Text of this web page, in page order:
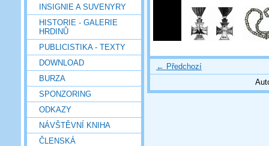
INSIGNIE A SUVENYRY
HISTORIE - GALERIE
HRDINŮ
PUBLICISTIKA - TEXTY
DOWNLOAD
BURZA
SPONZORING
ODKAZY
NÁVŠTĚVNÍ KNIHA
ČLENSKÁ
← Předchozí